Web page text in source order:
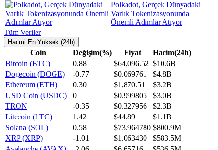
Polkadot, Gerçek Dünyadaki
Varlık Tokenizasyonunda
Önemli Adımlar Atıyor
Tüm Veriler
Hacmi En Yüksek (24h)
Coin Değişim(%) Fiyat
Hacim(24h)
Bitcoin (BTC)
0.88 $64,096.52 $10.6B
Dogecoin (DOGE)
-0.77 $0.069761
$4.8B
Ethereum (ETH)
0.30 $1,870.51
$3.2B
USD Coin (USDC)
0 $0.999805
$3.0B
TRON
-0.35 $0.327956
$2.3B
Litecoin (LTC)
1.42 $44.89
$1.1B
Solana (SOL)
0.58 $73.964780 $800.9M
XRP (XRP)
-1.01 $1.063430
$583.5M